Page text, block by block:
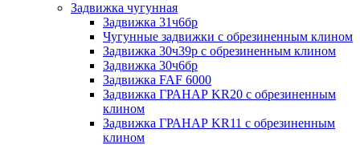
Задвижка чугунная
Задвижка 31ч6бр
Чугунные задвижки с обрезиненным клином
Задвижка 30ч39р с обрезиненным клином
Задвижка 30ч6бр
Задвижка FAF 6000
Задвижка ГРАНАР KR20 с обрезиненным
клином
Задвижка ГРАНАР KR11 с обрезиненным
клином